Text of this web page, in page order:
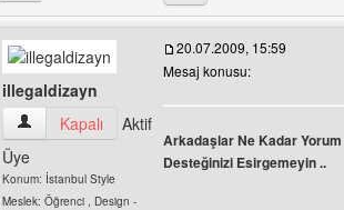
illegaldizayn
illegaldizayn Kullanıcının profilini görüntüle
Kapalı
Aktif
Üye
Konum: İstanbul Style
Meslek: Öğrenci , Design -
20.07.2009, 15:59
Mesaj konusu:
Arkadaşlar Ne Kadar Yorum
Desteğinizi Esirgemeyin ..